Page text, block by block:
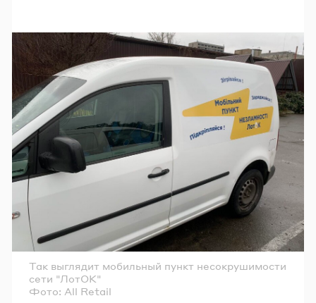
Так выглядит мобильный пункт несокрушимости
сети "ЛотОК"
Фото: All Retail